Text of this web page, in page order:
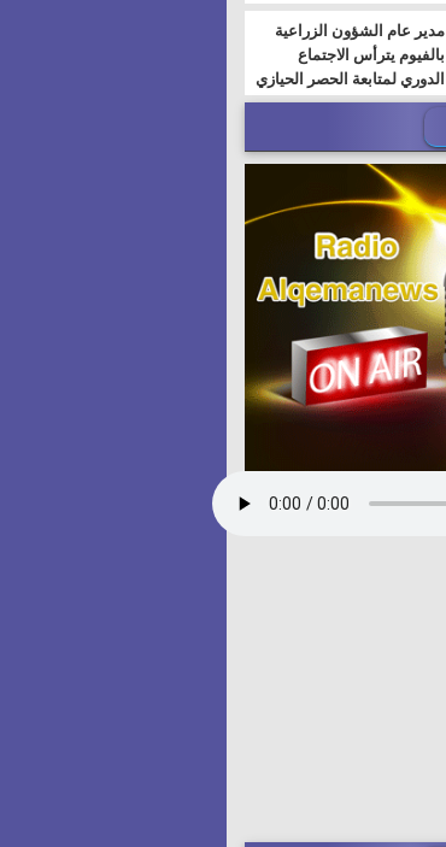
مدير عام الشؤون الزراعية
بالفيوم يترأس الاجتماع
الدوري لمتابعة الحصر الحيازي
الجديدة